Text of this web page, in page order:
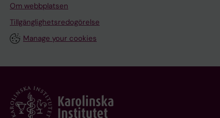
Om webbplatsen
Tillgänglighetsredogörelse
Manage your cookies